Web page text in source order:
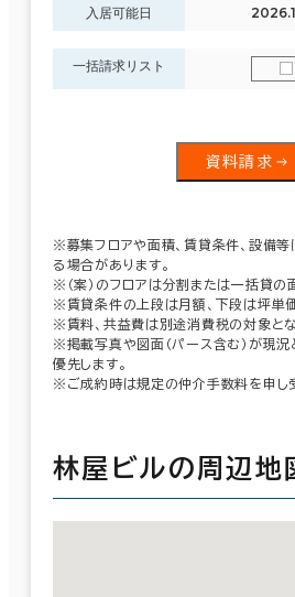
入居可能日
一括請求リスト
資料請求
※募集フロアや面積、賃貸条件、設備
る場合があります。
※（案）のフロアは分割または一括貸の
※賃貸条件の上段は月額、下段は坪単価
※賃料、共益費は別途消費税の対象とな
※掲載写真や図面（パース含む）が現
優先します。
※ご成約時は規定の仲介手数料を申し
林屋ビルの周辺地